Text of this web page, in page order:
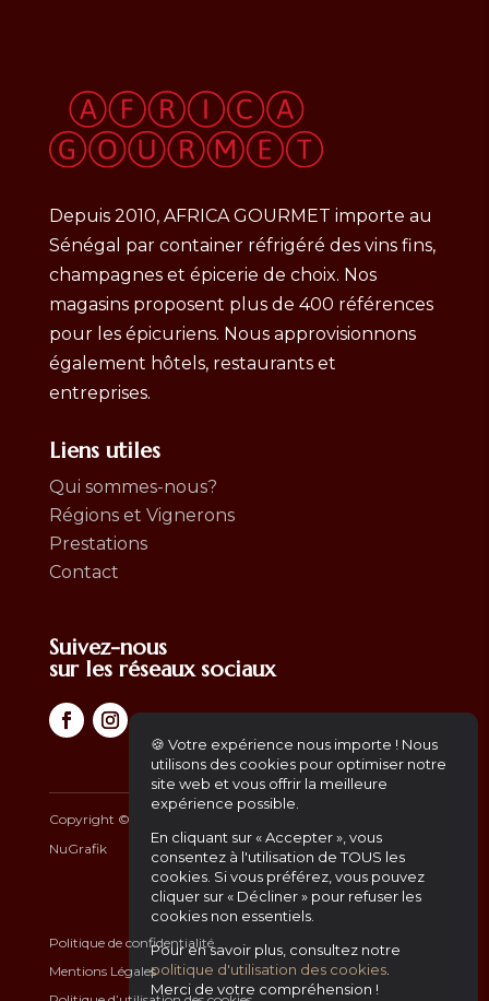
Depuis 2010, AFRICA GOURMET importe au
Sénégal par container réfrigéré des vins fins,
champagnes et épicerie de choix. Nos
magasins proposent plus de 400 références
pour les épicuriens. Nous approvisionnons
également hôtels, restaurants et
entreprises.
Liens utiles
Qui sommes-nous?
Régions et Vignerons
Prestations
Contact
Suivez-nous
sur les réseaux sociaux
Copyright ©
NuGrafik
🍪 Votre expérience nous importe ! Nous
utilisons des cookies pour optimiser notre
site web et vous offrir la meilleure
expérience possible.
En cliquant sur « Accepter », vous
consentez à l'utilisation de TOUS les
cookies. Si vous préférez, vous pouvez
cliquer sur « Décliner » pour refuser les
cookies non essentiels.
Pour en savoir plus, consultez notre
politique d'utilisation des cookies
Merci de votre compréhension !
Politique de confidentialité
Mentions Légales